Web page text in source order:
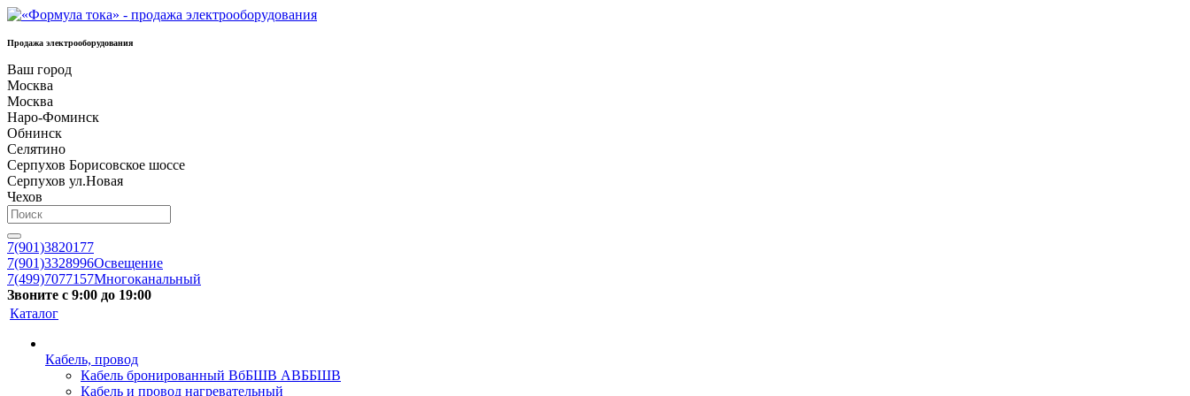
Продажа электрооборудования
Ваш город
Москва
Москва
Наро-Фоминск
Обнинск
Селятино
Серпухов Борисовское шоссе
Серпухов ул.Новая
Чехов
7(901)3820177
7(901)3328996Освещение
7(499)7077157Многоканальный
Звоните с 9:00 до 19:00
Каталог
Кабель, провод
Кабель бронированный ВбБШВ АВББШВ
Кабель и провод нагревательный